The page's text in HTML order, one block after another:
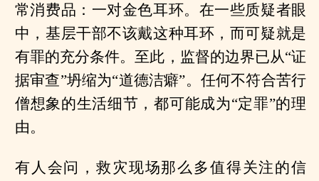
常消费品：一对金色耳环。在一些质疑者眼
中，基层干部不该戴这种耳环，而可疑就是
有罪的充分条件。至此，监督的边界已从“证
据审查”坍缩为“道德洁癖”。任何不符合苦行
僧想象的生活细节，都可能成为“定罪”的理
由。
有人会问，救灾现场那么多值得关注的信